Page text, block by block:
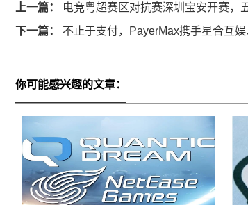
上一篇：
电竞粤超赛区对抗赛深圳宝安开赛，
下一篇： 不止于支付，PayerMax携手星合互
你可能感兴趣的文章：